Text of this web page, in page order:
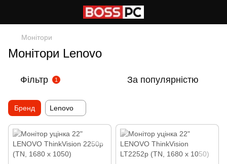
Монітори
Монітори Lenovo
Фільтр 1 За популярністю
Бренд Lenovo